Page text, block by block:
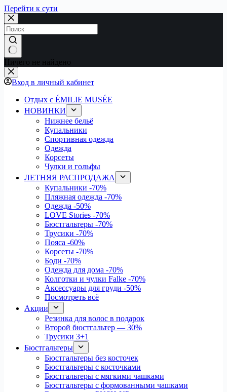
Перейти к сути
Ничего не найдено
Вход в личный кабинет
Отдых с ÉMILIE MUSÉE
НОВИНКИ
Нижнее бельё
Купальники
Спортивная одежда
Одежда
Корсеты
Чулки и гольфы
ЛЕТНЯЯ РАСПРОДАЖА
Купальники -70%
Пляжная одежда -70%
Одежда -50%
LOVE Stories -70%
Бюстгальтеры -70%
Трусики -70%
Пояса -60%
Корсеты -70%
Боди -70%
Одежда для дома -70%
Колготки и чулки Falke -70%
Аксессуары для груди -50%
Посмотреть всё
Акции
Резинка для волос в подарок
Второй бюстгальтер — 30%
Трусики 3+1
Бюстгальтеры
Бюстгальтеры без косточек
Бюстгальтеры с косточками
Бюстгальтеры с мягкими чашками
Бюстгальтеры с формованными чашками